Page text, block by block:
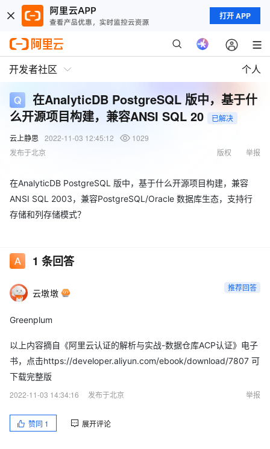
打开 APP
开发者社区 个人
在AnalyticDB PostgreSQL 版中，基于什
么开源项目构建，兼容ANSI SQL 20
已解决
云上静思
2022-11-03 12:45:12
1029
发布于北京
举报
版权
在AnalyticDB PostgreSQL 版中，基于什么开源项目构建，兼容
ANSI SQL 2003，兼容PostgreSQL/Oracle 数据库生态，支持行
存储和列存储模式？
1 条回答
云墩墩 推荐回答
Greenplum
以上内容摘自《阿里云认证的解析与实战-数据仓库ACP认证》电子
书，点击https://developer.aliyun.com/ebook/download/7807 可
下载完整版
2022-11-03 14:34:16
发布于北京 举报
赞同 1 展开评论